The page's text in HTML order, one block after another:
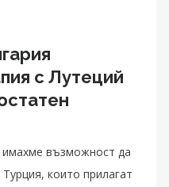
с Лутеций
възможност да
които прилагат